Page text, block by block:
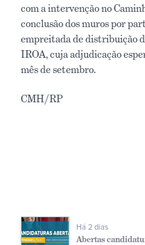
com a intervenção no
conclusão dos muros por
empreitada de distribuição
IROA, cuja adjudicação
mês de setembro.
CMH/RP
Há 2 dias
Abertas